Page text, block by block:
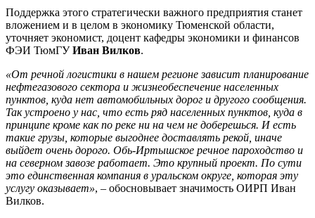
Поддержка этого стратегически важного предприятия станет
вложением и в целом в экономику Тюменской области,
уточняет экономист, доцент кафедры экономики и финансов
ФЭИ ТюмГУИван Вилков.
«От речной логистики в нашем регионе зависит планирование
нефтегазового сектора и жизнеобеспечение населенных
пунктов, куда нет автомобильных дорог и другого сообщения.
Так устроено у нас, что есть ряд населенных пунктов, куда в
принципе кроме как по реке ни на чем не доберешься. И есть
такие грузы, которые выгоднее доставлять рекой, иначе
выйдет очень дорого. Обь-Иртышское речное пароходство и
на северном завозе работает. Это крупный проект. По сути
это единственная компания в уральском округе, которая эту
услугу оказывает», – обосновывает значимость ОИРП Иван
Вилков.